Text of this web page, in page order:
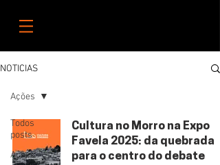
NOTICIAS
Todos
posts
Ações
Ações
Cultura no Morro na Expo
Favela 2025: da quebrada
para o centro do debate